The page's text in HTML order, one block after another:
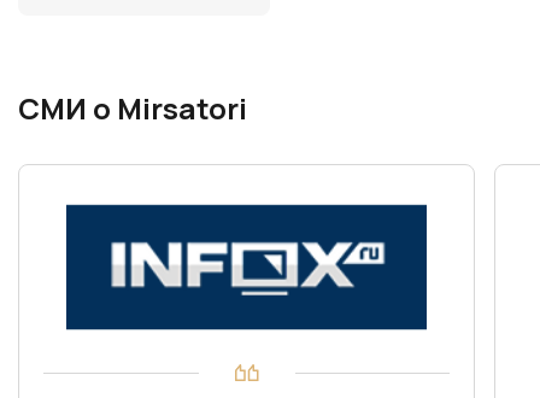
СМИ о Mirsatori